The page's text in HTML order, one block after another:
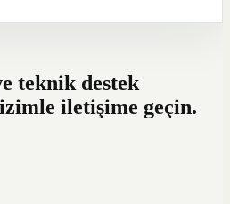
teknik destek
iletişime geçin.